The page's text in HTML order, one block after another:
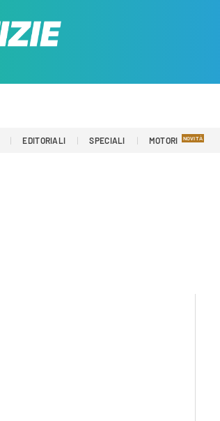
EDITORIALI SPECIALI MOTORI